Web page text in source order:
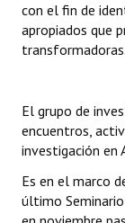
REFORMA DE
con el fin de
apropiados que
transformadoras.
El grupo de
encuentros,
investigación en
Es en el marco
último